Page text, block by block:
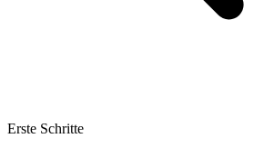
Erste Schritte